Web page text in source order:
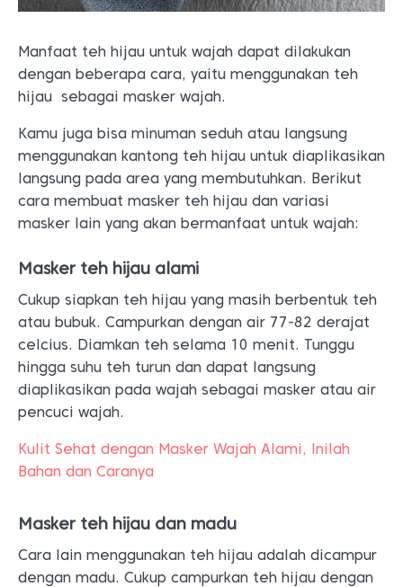
Manfaat teh hijau untuk wajah dapat dilakukan
dengan beberapa cara, yaitu menggunakan teh
hijau sebagai masker wajah.
Kamu juga bisa minuman seduh atau langsung
menggunakan kantong teh hijau untuk diaplikasikan
langsung pada area yang membutuhkan. Berikut
cara membuat masker teh hijau dan variasi
masker lain yang akan bermanfaat untuk wajah:
Masker teh hijau alami
Cukup siapkan teh hijau yang masih berbentuk teh
atau bubuk. Campurkan dengan air 77-82 derajat
celcius. Diamkan teh selama 10 menit. Tunggu
hingga suhu teh turun dan dapat langsung
diaplikasikan pada wajah sebagai masker atau air
pencuci wajah.
Kulit Sehat dengan Masker Wajah Alami, Inilah
Bahan dan Caranya
Masker teh hijau dan madu
Cara lain menggunakan teh hijau adalah dicampur
dengan madu. Cukup campurkan teh hijau dengan